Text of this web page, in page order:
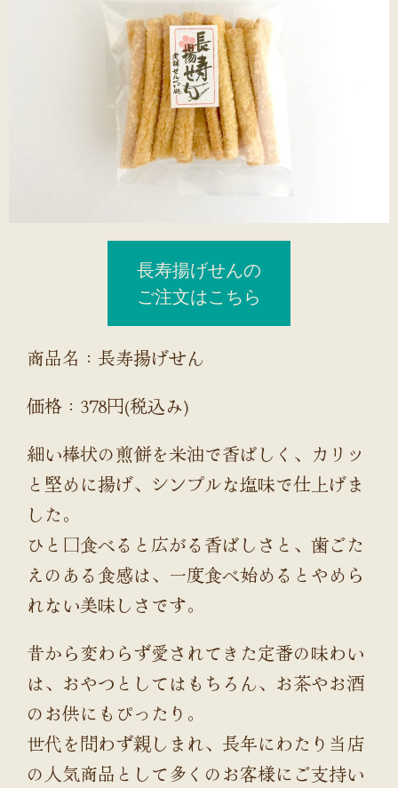
長寿揚げせんの
ご注文はこちら
商品名：長寿揚げせん
価格：378円(税込み)
細い棒状の煎餅を米油で香ばしく、カリッ
と堅めに揚げ、シンプルな塩味で仕上げま
した。
ひと口食べると広がる香ばしさと、歯ごた
えのある食感は、一度食べ始めるとやめら
れない美味しさです。
昔から変わらず愛されてきた定番の味わい
は、おやつとしてはもちろん、お茶やお酒
のお供にもぴったり。
世代を問わず親しまれ、長年にわたり当店
の人気商品として多くのお客様にご支持い